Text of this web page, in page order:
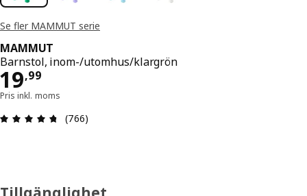
Se fler MAMMUT serie
MAMMUT
Barnstol, inom-/utomhus/klargrön
19,99
Pris 19,99
Pris inkl. moms
Recension: 4.7 / 5 stjärnor. Totalt antal
(766)